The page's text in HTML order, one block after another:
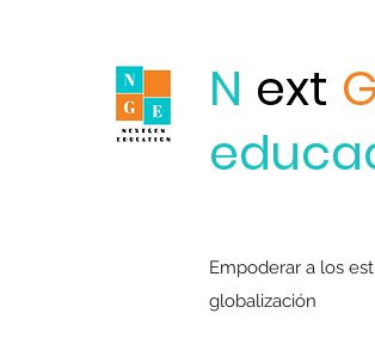
N ext G
Empoderar a los
globalización